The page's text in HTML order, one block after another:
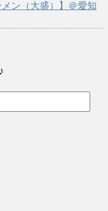
ン（大盛）】＠愛知